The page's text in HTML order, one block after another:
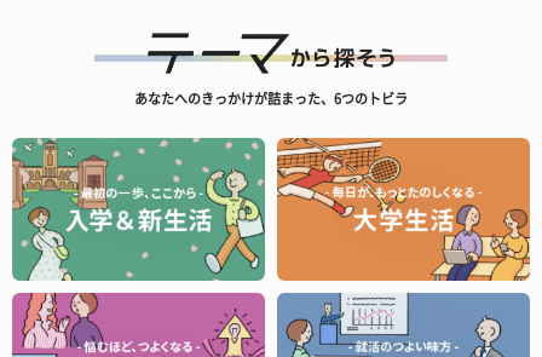
あなたへのきっかけが詰まった、6つのトビラ